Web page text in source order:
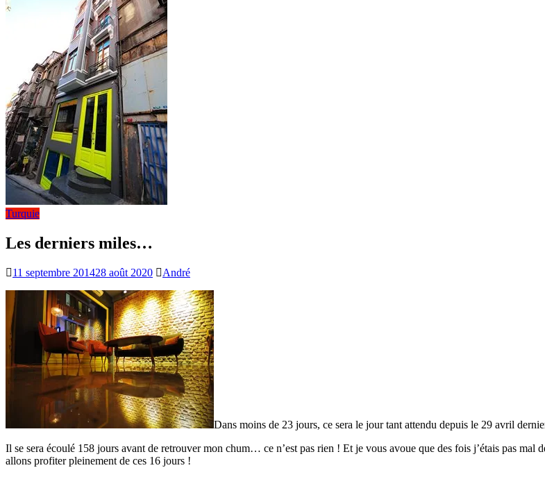
Turquie
Les derniers miles…
11 septembre 201428 août 2020 André
Dans moins de 23 jours, ce sera le jour tant attendu depuis le 29 avril
Il se sera écoulé 158 jours avant de retrouver mon chum… ce n’est pas rien ! Et je vous avoue que des fois j’étais pas
allons profiter pleinement de ces 16 jours !